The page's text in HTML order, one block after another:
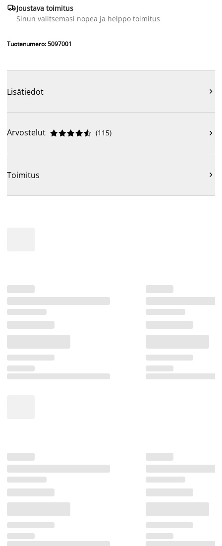
Joustava toimitus
Sinun valitsemasi nopea ja helppo toimitus
Tuotenumero: 5097001
Lisätiedot 
Arvostelut 




 (115) 
Toimitus 